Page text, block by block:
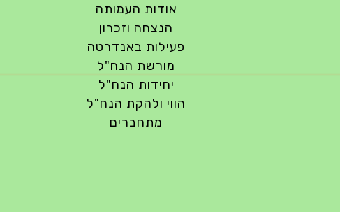
אודות העמותה
הנצחה וזכרון
פעילות באנדרטה
מורשת הנח"ל
יחידות הנח"ל
הווי ולהקת הנח"ל
מתחברים